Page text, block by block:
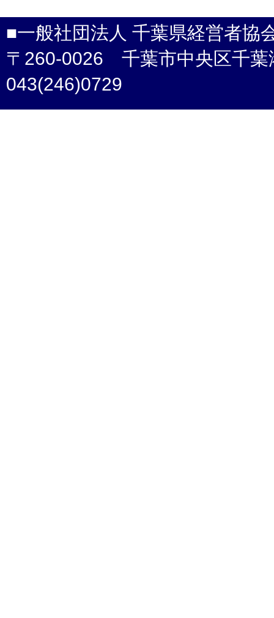
■一般社団法人 千葉県経営者協
〒260-0026 千葉市中央区千葉
043(246)0729